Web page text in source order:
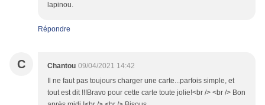
lapinou.
Répondre
C Chantou 09/04/2021 14:42
Il ne faut pas toujours charger une carte...parfois simple, et
tout est dit !!!Bravo pour cette carte toute jolie!<br /> <br /> Bon